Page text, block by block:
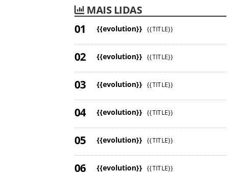
MAIS LIDAS
{{evolution}} {{TITLE}}
{{evolution}} {{TITLE}}
{{evolution}} {{TITLE}}
{{evolution}} {{TITLE}}
{{evolution}} {{TITLE}}
{{evolution}} {{TITLE}}